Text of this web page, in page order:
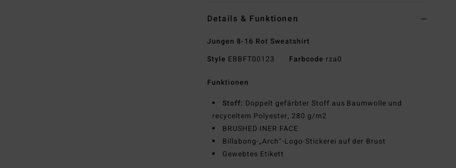
Details & Funktionen
Jungen 8-16 Rot Sweatshirt
Style EBBFT00123 Farbcode rza0
Funktionen
Stoff: Doppelt gefärbter Stoff aus Baumwolle und
recyceltem Polyester, 280 g/m2
BRUSHED INER FACE
Billabong-„Arch"-Logo-Stickerei auf der Brust
Gewebtes Etikett